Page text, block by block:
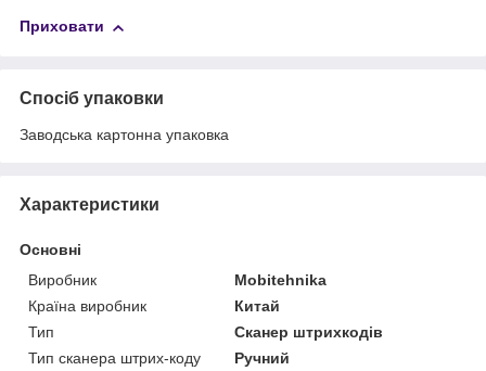
Приховати
Спосіб упаковки
Заводська картонна упаковка
Характеристики
Основні
Виробник
Mobitehnika
Країна виробник
Китай
Тип
Сканер штрихкодів
Тип сканера штрих-коду
Ручний